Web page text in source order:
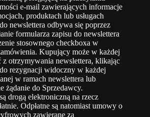
e-mail zawierających informacje
produktach lub usługach
newslettera odbywa się poprzez
formularza zapisu do newslettera
stosownego checkboxa w
Kupujący może w każdej
otrzymywania newslettera, klikając
rezygnacji widoczny w każdej
w ramach newslettera lub
żądanie do Sprzedawcy.
drogą elektroniczną na rzecz
Odpłatne są natomiast umowy o
zawierane za